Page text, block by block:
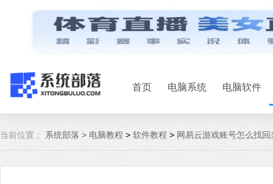
首页 电脑系统 电脑软件
当前位置： 系统部落 > 电脑教程 > 软件教程 > 网易云游戏账号怎么找